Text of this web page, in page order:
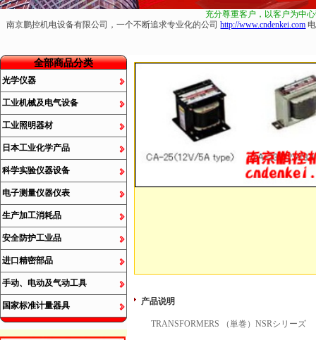
充分尊重客户，以客户为中
南京鹏控机电设备有限公司，一个不断追求专业化的公司http://www.cndenkei.com
全部商品分类
光学仪器
工业机械及电气设备
工业照明器材
日本工业化学产品
科学实验仪器设备
电子测量仪器仪表
生产加工消耗品
安全防护工业品
进口精密部品
手动、电动及气动工具
国家标准计量器具 产品说明
TRANSFORMERS （単巻）NSRシリーズ